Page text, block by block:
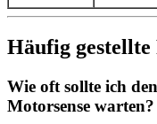
Häufig
Wie oft sollte ich
Motorsense warten?